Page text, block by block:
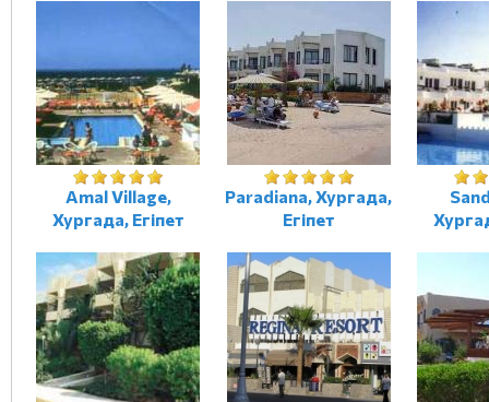
Amal Village,
Хургада, Егіпет
Paradiana, Хургада,
Егіпет